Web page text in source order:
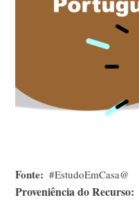
Fonte #EstudoEmCasa@
Proveniência do Recurso